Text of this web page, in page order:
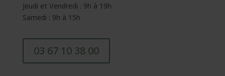
Jeudi et Vendredi : 9h à 19h
Samedi : 9h à 15h
03 67 10 38 00